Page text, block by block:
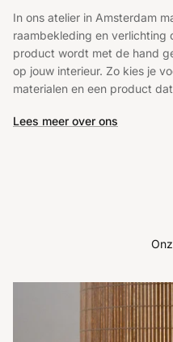
In ons atelier in Amsterdam
raambekleding en verlichting
product wordt met de hand
op jouw interieur. Zo kies je
materialen en een product
Lees meer over ons